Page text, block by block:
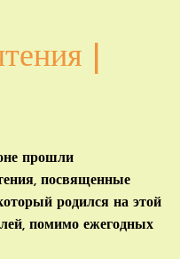
|
прошли
посвященные
родился на этой
помимо ежегодных